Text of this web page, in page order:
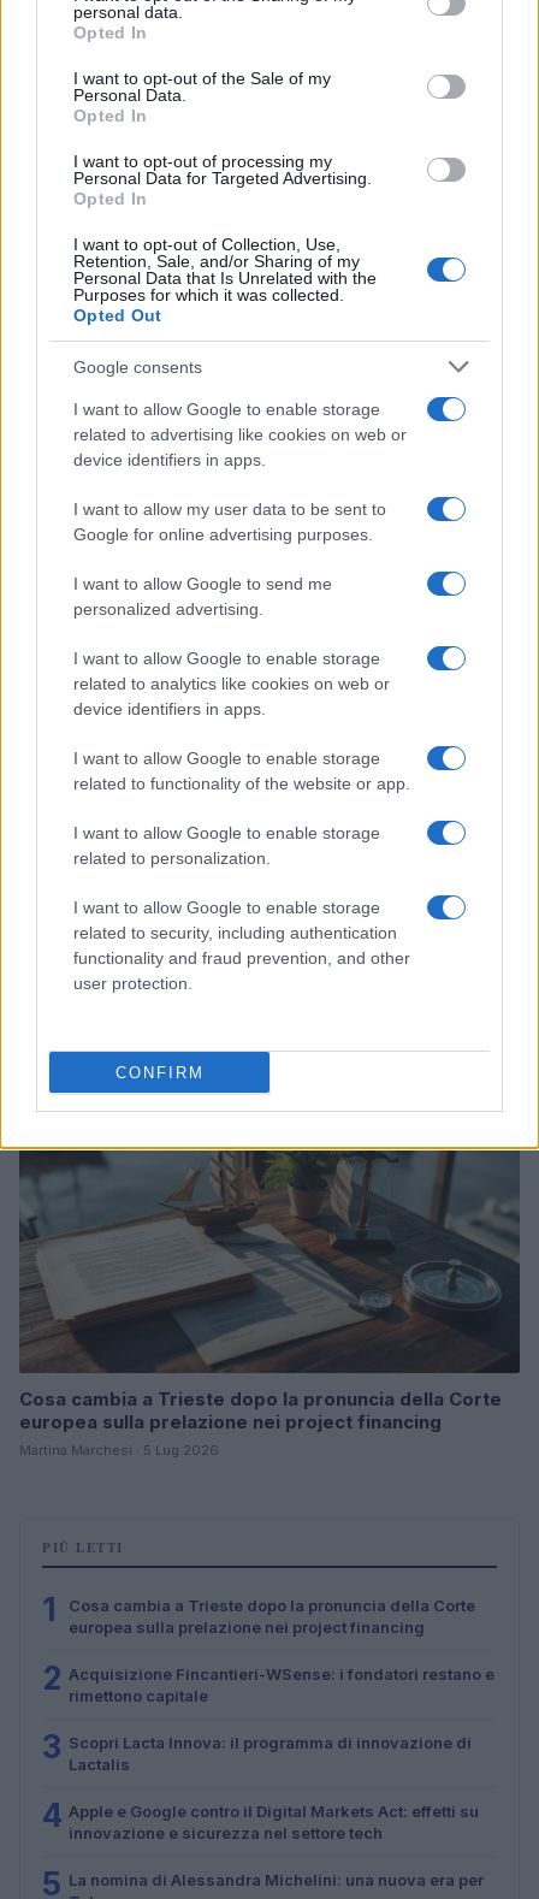
grant or deny consent to Google and its third-party tags to
use your data for below specified purposes in below Google
consent section.
personal data.
Opted In
I want to opt-out of the Sale of my
Personal Data.
Opted In
I want to opt-out of processing my
Personal Data for Targeted Advertising.
Opted In
I want to opt-out of Collection, Use,
Retention, Sale, and/or Sharing of my
Personal Data that Is Unrelated with the
Purposes for which it was collected.
Opted Out
Google consents
I want to allow Google to enable storage
related to advertising like cookies on web or
device identifiers in apps.
I want to allow my user data to be sent to
Google for online advertising purposes.
I want to allow Google to send me
personalized advertising.
I want to allow Google to enable storage
related to analytics like cookies on web or
device identifiers in apps.
I want to allow Google to enable storage
related to functionality of the website or app.
I want to allow Google to enable storage
related to personalization.
I want to allow Google to enable storage
related to security, including authentication
functionality and fraud prevention, and other
user protection.
CONFIRM
Continua a leggere
B2B NEWS
Ripensare le tecnologie umanitarie oltre i criteri dei
donatori
B2B NEWS
Acquisizione Fincantieri-WSense: i fondatori restano
e rimettono capitale
Cosa cambia a Trieste dopo la pronuncia della Corte
europea sulla prelazione nei project financing
Martina Marchesi · 5 Lug 2026
PIÙ LETTI
1
Cosa cambia a Trieste dopo la pronuncia della Corte
europea sulla prelazione nei project financing
2 Acquisizione Fincantieri-WSense: i fondatori restano e
rimettono capitale
3 Scopri Lacta Innova: il programma di innovazione di
Lactalis
4 Apple e Google contro il Digital Markets Act: effetti su
innovazione e sicurezza nel settore tech
5 La nomina di Alessandra Michelini: una nuova era per